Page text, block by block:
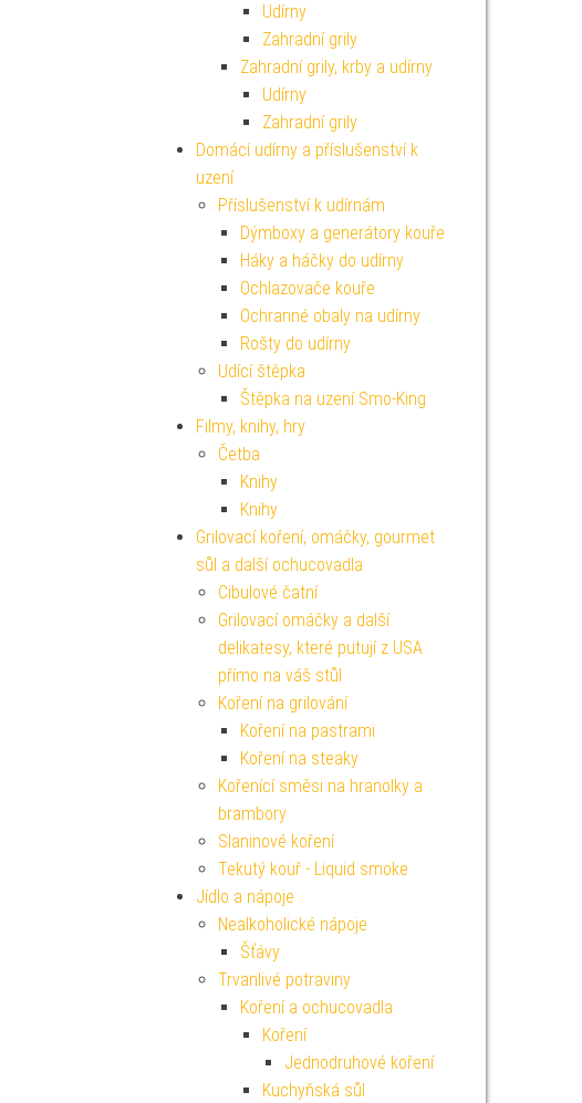
Udírny
Zahradní grily
Zahradní grily, krby a udírny
Udírny
Zahradní grily
Domácí udírny a příslušenství k
uzení
Příslušenství k udírnám
Dýmboxy a generátory kouře
Háky a háčky do udírny
Ochlazovače kouře
Ochranné obaly na udírny
Rošty do udírny
Udící štěpka
Štěpka na uzení Smo-King
Filmy, knihy, hry
Četba
Knihy
Knihy
Grilovací koření, omáčky, gourmet
sůl a další ochucovadla
Cibulové čatní
Grilovací omáčky a další
delikatesy, které putují z USA
přímo na váš stůl
Koření na grilování
Koření na pastrami
Koření na steaky
Kořenící směsi na hranolky a
brambory
Slaninové koření
Tekutý kouř - Liquid smoke
Jídlo a nápoje
Nealkoholické nápoje
Šťávy
Trvanlivé potraviny
Koření a ochucovadla
Koření
Jednodruhové koření
Kuchyňská sůl